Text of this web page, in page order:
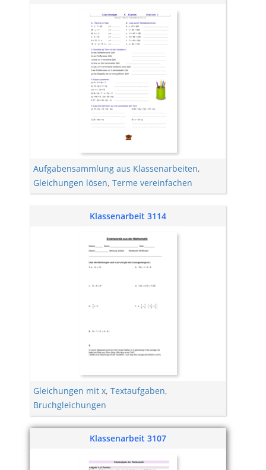
Aufgabensammlung aus Klassenarbeiten,
Gleichungen lösen, Terme vereinfachen
Klassenarbeit 3114
Gleichungen mit x, Textaufgaben,
Bruchgleichungen
Klassenarbeit 3107